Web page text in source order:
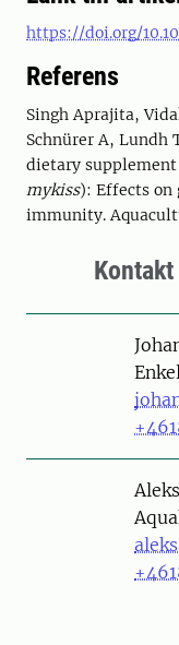
https://doi.org/
Referens
Singh Aprajita,
Schnürer A, Lundh
dietary
mykiss): Effects on
immunity.
Kontakt
Person
Person